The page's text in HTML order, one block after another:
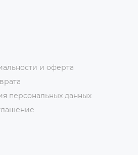
и оферта
персональных данных